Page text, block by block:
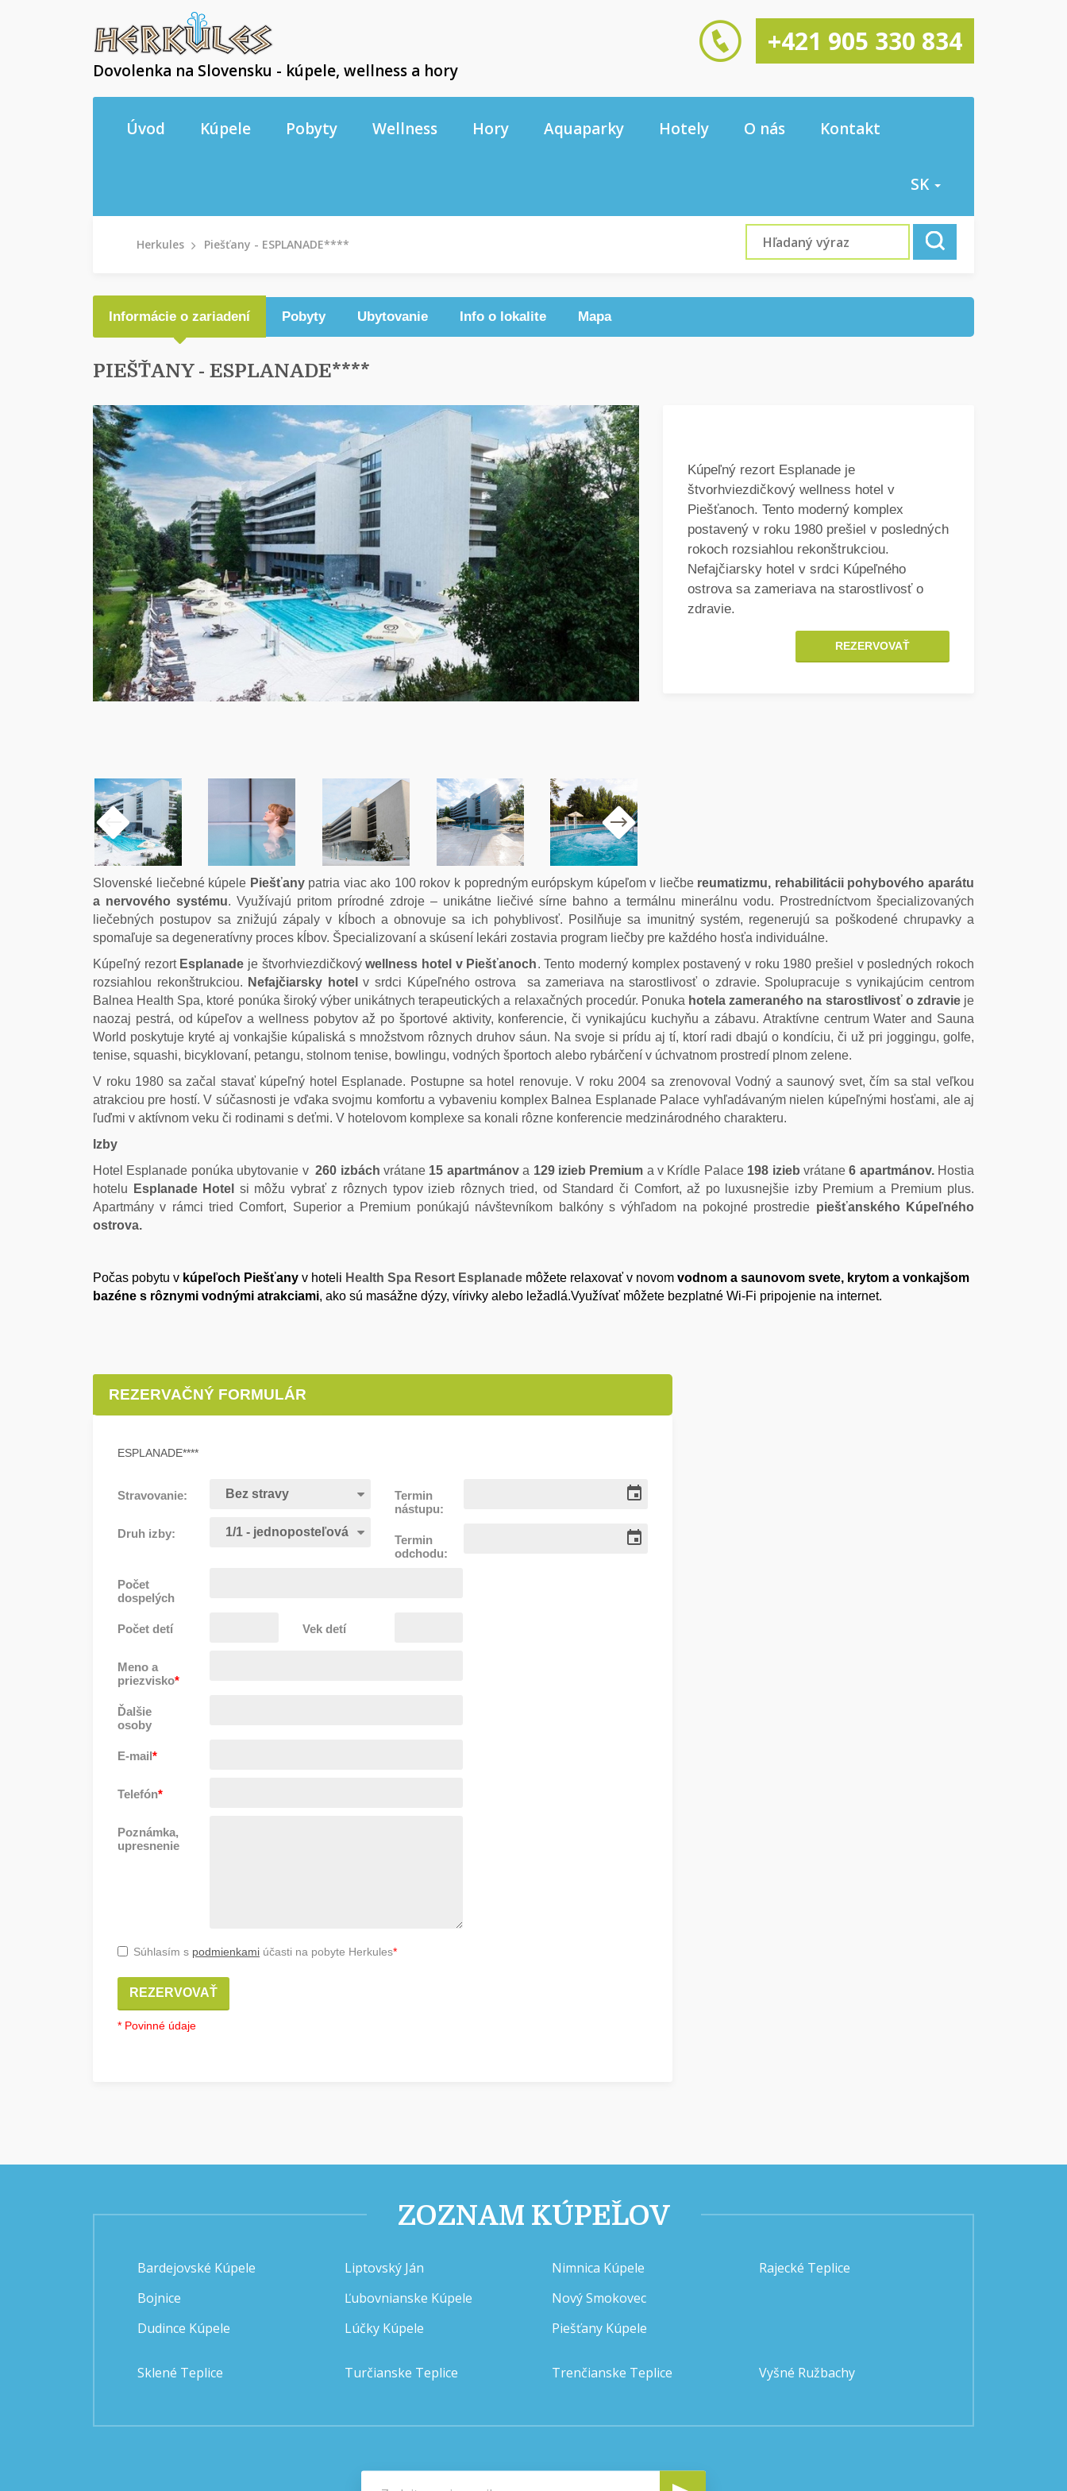
Dovolenka na Slovensku - kúpele, wellness a hory
+421 905 330 834
Úvod Kúpele Pobyty Wellness Hory Aquaparky Hotely O nás Kontakt
SK
Herkules Piešťany - ESPLANADE****
Informácie o zariadení Pobyty Ubytovanie Info o lokalite Mapa
PIEŠŤANY - ESPLANADE****
Kúpeľný rezort Esplanade je
štvorhviezdičkový wellness hotel v
Piešťanoch. Tento moderný komplex
postavený v roku 1980 prešiel v posledných
rokoch rozsiahlou rekonštrukciou.
Nefajčiarsky hotel v srdci Kúpeľného
ostrova sa zameriava na starostlivosť o
zdravie.
REZERVOVAŤ
Slovenské liečebné kúpele Piešťany patria viac ako 100 rokov k popredným európskym kúpeľom v liečbe reumatizmu, rehabilitácii pohybového aparátu
a nervového systému. Využívajú pritom prírodné zdroje – unikátne liečivé sírne bahno a termálnu minerálnu vodu. Prostredníctvom špecializovaných
liečebných postupov sa znižujú zápaly v kĺboch a obnovuje sa ich pohyblivosť. Posilňuje sa imunitný systém, regenerujú sa poškodené chrupavky a
spomaľuje sa degeneratívny proces kĺbov. Špecializovaní a skúsení lekári zostavia program liečby pre každého hosťa individuálne.
Kúpeľný rezortEsplanade je štvorhviezdičkovýwellness hotel v Piešťanoch. Tento moderný komplex postavený v roku 1980 prešiel v posledných rokoch
rozsiahlou rekonštrukciou. Nefajčiarsky hotelv srdci Kúpeľného ostrova sa zameriava na starostlivosť o zdravie. Spolupracuje s vynikajúcim centrom
Balnea Health Spa, ktoré ponúka široký výber unikátnych terapeutických a relaxačných procedúr. Ponuka hotela zameraného na starostlivosť o zdravieje
naozaj pestrá, od kúpeľov a wellness pobytov až po športové aktivity, konferencie, či vynikajúcu kuchyňu a zábavu. Atraktívne centrum Water and Sauna
World poskytuje kryté aj vonkajšie kúpaliská s množstvom rôznych druhov sáun. Na svoje si prídu aj tí, ktorí radi dbajú o kondíciu, či už pri joggingu, golfe,
tenise, squashi, bicyklovaní, petangu, stolnom tenise, bowlingu, vodných športoch alebo rybárčení v úchvatnom prostredí plnom zelene.
V roku 1980 sa začal stavať kúpeľný hotel Esplanade. Postupne sa hotel renovuje. V roku 2004 sa zrenovoval Vodný a saunový svet, čím sa stal veľkou
atrakciou pre hostí. V súčasnosti je vďaka svojmu komfortu a vybaveniu komplex Balnea Esplanade Palace vyhľadávaným nielen kúpeľnými hosťami, ale aj
ľuďmi v aktívnom veku či rodinami s deťmi. V hotelovom komplexe sa konali rôzne konferencie medzinárodného charakteru.
Izby
Hotel Esplanade ponúka ubytovanie v260 izbách vrátane 15 apartmánova 129 izieb Premium a v Krídle Palace 198 izieb vrátane6 apartmánov. Hostia
hotelu
Esplanade Hotel
si môžu vybrať z rôznych typov izieb rôznych tried, od Standard či Comfort, až po luxusnejšie izby Premium a Premium plus.
Apartmány v rámci tried Comfort, Superior a Premium ponúkajú návštevníkom balkóny s výhľadom na pokojné prostredie piešťanského Kúpeľného
ostrova.
Počas pobytu v kúpeľoch Piešťany v hoteli Health Spa Resort Esplanade môžete relaxovať v novom vodnom a saunovom svete, krytom a vonkajšom
bazéne s rôznymi vodnými atrakciami, ako sú masážne dýzy, vírivky alebo ležadlá.Využívať môžete bezplatné Wi-Fi pripojenie na internet.
REZERVAČNÝ FORMULÁR
ESPLANADE****
Stravovanie:
Druh izby:
Termin
nástupu:
Termin
odchodu:
Počet
dospelých
Počet detí Vek detí
Meno a
priezvisko*
Ďalšie
osoby
E-mail*
Telefón*
Poznámka,
upresnenie
Súhlasím s podmienkami účasti na pobyte Herkules*
REZERVOVAŤ
* Povinné údaje
ZOZNAM KÚPEĽOV
Bardejovské Kúpele
Bojnice
Dudince Kúpele
Liptovský Ján
Ľubovnianske Kúpele
Lúčky Kúpele
Nimnica Kúpele
Nový Smokovec
Piešťany Kúpele
Rajecké Teplice
Sklené Teplice Turčianske Teplice Trenčianske Teplice Vyšné Ružbachy